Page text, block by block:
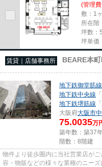
(管理
敷：1
所在階
坪数：
坪単価
賃貸｜店舗事務所 BEARE本
地下鉄御堂筋線
地下鉄中央線 「
地下鉄堺筋線 「
大阪府大阪市
75.0035万
築年数：築37
階数：8階建
物件より徒歩圏内に当社営業店が
容・物販などの様々な業種のニー